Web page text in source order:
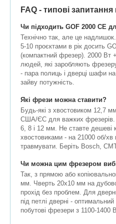
FAQ - типові запитання
Чи підходить GOF 2000 CE
Технічно так, але це
5-10 проєктами в рік досить
(компактний фрезер). 2000 Вт
людей, які заробляють
- пара полиць і дверці шафи
зайву потужність.
Які фрези можна ставити?
Будь-які з хвостовиком 12,7
США/ЄС для важких фрезерів.
6, 8 і 12 мм. Не ставте дешеві
хвостовиками - на 21000 об/
травмувати. Беріть Bosch,
Чи можна цим фрезером
Так, з прямою або
мм. Чверть 20х10 мм на
прохід без проблем. Для
під петлі дверні -
побутові фрезери з 1100-1400